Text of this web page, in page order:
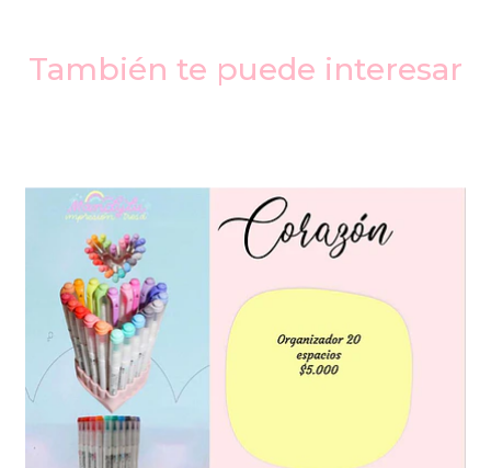
También te puede interesar